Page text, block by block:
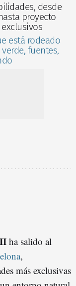
desde
proyecto
está rodeado
fuentes,
ha salido al
,
más exclusivas